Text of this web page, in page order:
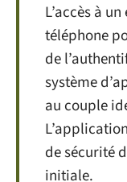
L’accès à
téléphone
de
système
au couple
de sécurité
initiale.